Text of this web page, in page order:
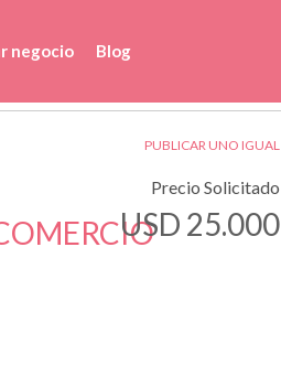
negocio Blog
PUBLICAR UNO IGUAL
Precio Solicitado
USD 25.000